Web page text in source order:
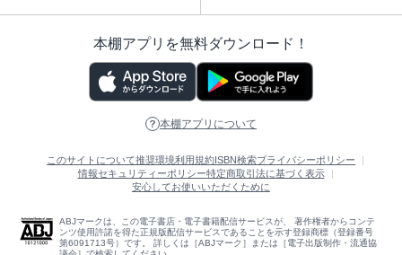
本棚アプリを無料ダウンロード！
本棚アプリについて
このサイトについて推奨環境利用規約ISBN検索プライバシーポリシー
情報セキュリティーポリシー特定商取引法に基づく表示
安心してお使いいただくために
ABJマークは、この電子書店・電子書籍配信サービスが、 著作権者からコンテ
ンツ使用許諾を得た正規版配信サービスであることを示す登録商標（登録番号
第6091713号）です。 詳しくは［ABJマーク］または［電子出版制作・流通協